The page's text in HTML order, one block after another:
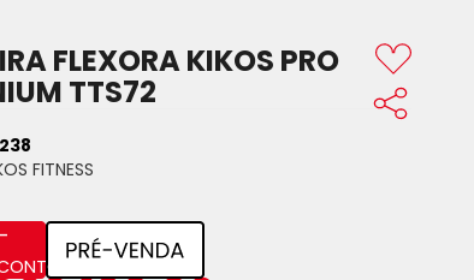
FLEXORA KIKOS PRO
TTS72
FITNESS